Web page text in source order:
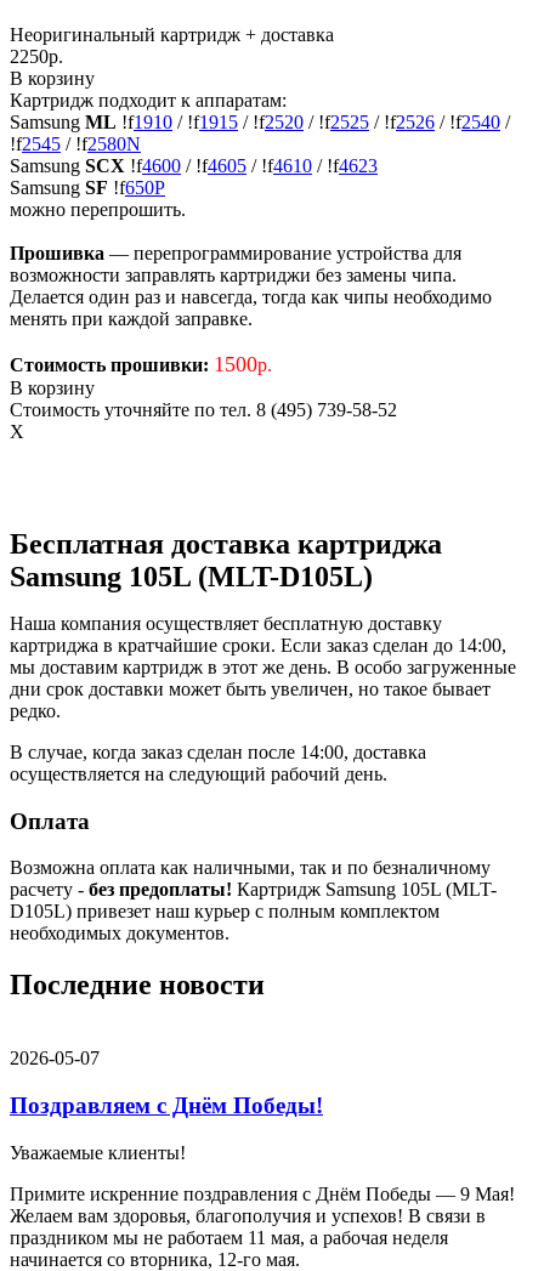
Неоригинальный картридж + доставка
2250р.
В корзину
Картридж подходит к аппаратам:
Samsung ML !f1910 / !f1915 / !f2520 / !f2525 / !f2526 / !f2540 /
!f2545 / !f2580N
Samsung SCX !f4600 / !f4605 / !f4610 / !f4623
Samsung SF !f650P
можно перепрошить.
Прошивка — перепрограммирование устройства для
возможности заправлять картриджи без замены чипа.
Делается один раз и навсегда, тогда как чипы необходимо
менять при каждой заправке.
Стоимость прошивки: 1500р.
В корзину
Стоимость уточняйте по тел. 8 (495) 739-58-52
X
Бесплатная доставка картриджа
Samsung 105L (MLT-D105L)
Наша компания осуществляет бесплатную доставку
картриджа в кратчайшие сроки. Если заказ сделан до 14:00,
мы доставим картридж в этот же день. В особо загруженные
дни срок доставки может быть увеличен, но такое бывает
редко.
В случае, когда заказ сделан после 14:00, доставка
осуществляется на следующий рабочий день.
Оплата
Возможна оплата как наличными, так и по безналичному
расчету - без предоплаты! Картридж Samsung 105L (MLT-
D105L) привезет наш курьер с полным комплектом
необходимых документов.
Последние новости
2026-05-07
Поздравляем с Днём Победы!
Уважаемые клиенты!
Примите искренние поздравления с Днём Победы — 9 Мая!
Желаем вам здоровья, благополучия и успехов! В связи в
праздником мы не работаем 11 мая, а рабочая неделя
начинается со вторника, 12-го мая.